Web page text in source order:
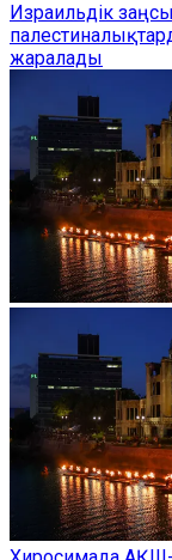
Израильдік
жаралады